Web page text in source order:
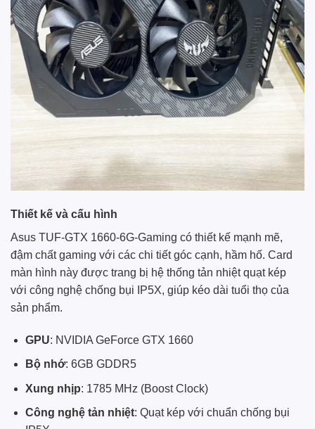
Thiết kế và cấu hình
Asus TUF-GTX 1660-6G-Gaming có thiết kế mạnh mẽ,
đậm chất gaming với các chi tiết góc cạnh, hầm hố. Card
màn hình này được trang bị hệ thống tản nhiệt quạt kép
với công nghệ chống bụi IP5X, giúp kéo dài tuổi thọ của
sản phẩm.
GPU: NVIDIA GeForce GTX 1660
Bộ nhớ: 6GB GDDR5
Xung nhịp: 1785 MHz (Boost Clock)
Công nghệ tản nhiệt: Quạt kép với chuẩn chống bụi